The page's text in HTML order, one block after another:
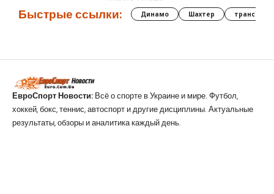
Быстрые ссылки: Динамо Шахтер трансферы
ЕвроСпорт Новости: Всё о спорте в Украине и мире. Футбол,
хоккей, бокс, теннис, автоспорт и другие дисциплины. Актуальные
результаты, обзоры и аналитика каждый день.